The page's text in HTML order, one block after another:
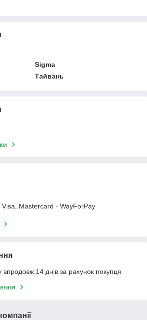
Sigma
Тайвань
Mastercard - WayForPay
14 днів за рахунок покупця